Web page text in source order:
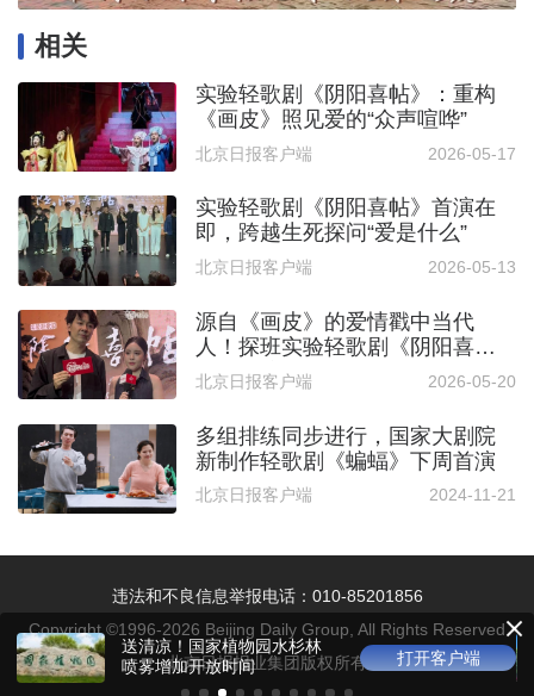
相关
实验轻歌剧《阴阳喜帖》：重构
《画皮》照见爱的“众声喧哗”
北京日报客户端 2026-05-17
实验轻歌剧《阴阳喜帖》首演在
即，跨越生死探问“爱是什么”
北京日报客户端 2026-05-13
源自《画皮》的爱情戳中当代
人！探班实验轻歌剧《阴阳喜
帖》，演员从剧中学到了“珍惜”
北京日报客户端 2026-05-20
多组排练同步进行，国家大剧院
新制作轻歌剧《蝙蝠》下周首演
北京日报客户端 2024-11-21
违法和不良信息举报电话：010-85201856
Copyright ©1996-2026 Beijing Daily Group, All Rights Reserved
北京日报报业集团版权所有
送清凉！国家植物园水杉林
喷雾增加开放时间
打开客户端